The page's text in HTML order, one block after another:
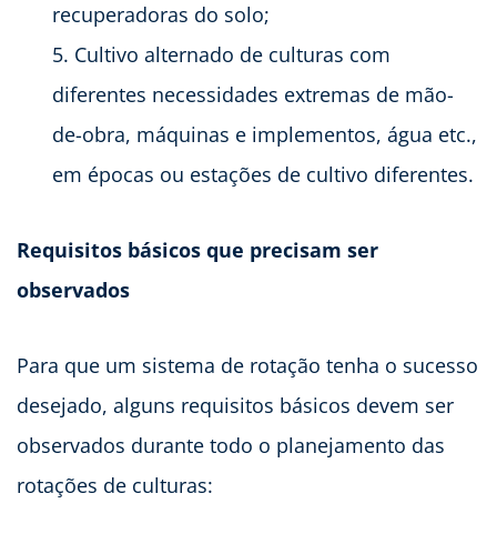
recuperadoras do solo;
Cultivo alternado de culturas com
diferentes necessidades extremas de mão-
de-obra, máquinas e implementos, água etc.,
em épocas ou estações de cultivo diferentes.
Requisitos básicos que precisam ser
observados
Para que um sistema de rotação tenha o sucesso
desejado, alguns requisitos básicos devem ser
observados durante todo o planejamento das
rotações de culturas: